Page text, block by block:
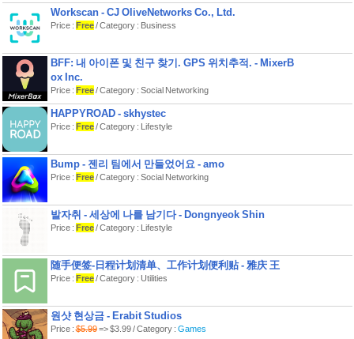
Workscan - CJ OliveNetworks Co., Ltd.
Price : Free/ Category : Business
BFF: 내 아이폰 및 친구 찾기. GPS 위치추적. - MixerB
ox Inc.
Price : Free/ Category : Social Networking
HAPPYROAD - skhystec
Price : Free/ Category : Lifestyle
Bump - 젠리 팀에서 만들었어요 - amo
Price : Free/ Category : Social Networking
발자취 - 세상에 나를 남기다 - Dongnyeok Shin
Price : Free/ Category : Lifestyle
随手便签-日程计划清单、工作计划便利贴 - 雅庆 王
Price : Free/ Category : Utilities
원샷 현상금 - Erabit Studios
Price :$5.99=> $3.99 / Category : Games